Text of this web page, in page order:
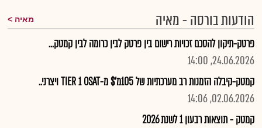
הודעות בורסה - מאיה מאיה
פרטק-תיקון להסכם זכויות רישום בין פרטק לבין כרומה לבין קמטק...
24.06.2026, 14:00
קמטק-קיבלה הזמנות רב מערכתיות של 105מ'$ מ-TIER 1 OSAT ויצרני..
02.06.2026, 14:06
קמטק - תוצאות רבעון 1 לשנת 2026